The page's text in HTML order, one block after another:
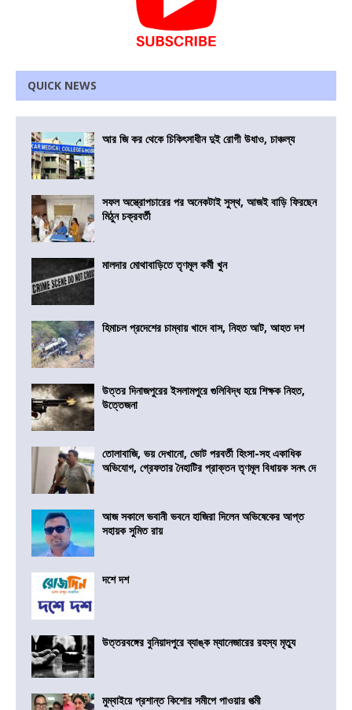
QUICK NEWS
আর জি কর থেকে চিকিৎসাধীন দুই রোগী উধাও, চাঞ্চল্য
সফল অস্ত্রোপচারের পর অনেকটাই সুস্থ, আজই বাড়ি ফিরছেন
মিঠুন চক্রবর্তী
মালদার মোথাবাড়িতে তৃণমূল কর্মী খুন
হিমাচল প্রদেশের চাম্বায় খাদে বাস, নিহত আট, আহত দশ
উত্তর দিনাজপুরের ইসলামপুরে গুলিবিদ্ধ হয়ে শিক্ষক নিহত,
উত্তেজনা
তোলাবাজি, ভয় দেখানো, ভোট পরবর্তী হিংসা-সহ একাধিক
অভিযোগ, গ্রেফতার নৈহাটির প্রাক্তন তৃণমূল বিধায়ক সনৎ দে
আজ সকালে ভবানী ভবনে হাজিরা দিলেন অভিষেকের আপ্ত
সহায়ক সুমিত রায়
দশে দশ
উত্তরবঙ্গের বুনিয়াদপুরে ব্যাঙ্ক ম্যানেজারের রহস্য মৃত্যু
মুম্বাইয়ে প্রশান্ত কিশোর সমীপে পাওয়ার পত্মী